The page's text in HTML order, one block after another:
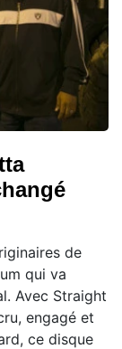
de
qui va
Avec Straight
engagé et
ce disque